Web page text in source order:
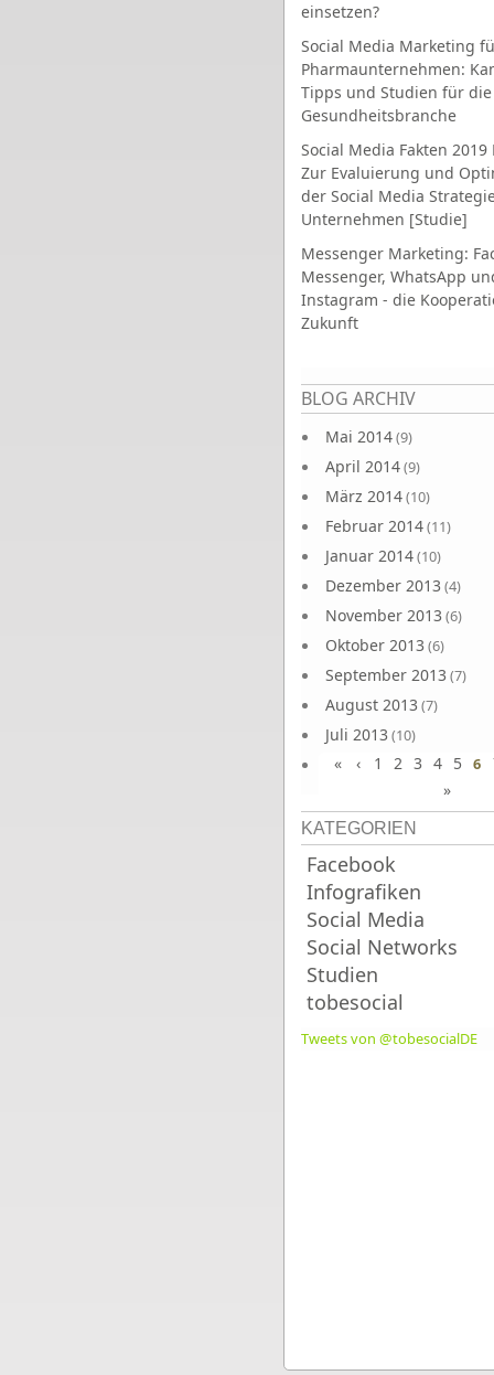
einsetzen?
Social Media Marketing
Pharmaunternehmen:
Tipps und Studien für die
Gesundheitsbranche
Social Media Fakten 2019
Zur Evaluierung und
der Social Media
Unternehmen [Studie]
Messenger Marketing:
Messenger, WhatsApp
Instagram - die
Zukunft
BLOG ARCHIV
Mai 2014(9)
April 2014(9)
März 2014(10)
Februar 2014(11)
Januar 2014(10)
Dezember 2013 (4)
November 2013 (6)
Oktober 2013 (6)
September 2013 (7)
August 2013 (7)
Juli 2013 (10)
Juni 2013(10)
Seiten
« ‹ 1 2 3 4 5 6
»
KATEGORIEN
Facebook
Infografiken
Social Media
Social Networks
Studien
tobesocial
Tweets von @tobesocialDE